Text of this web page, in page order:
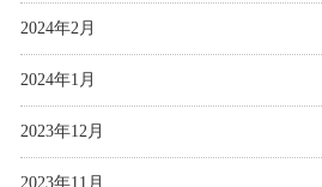
2024年2月
2024年1月
2023年12月
2023年11月